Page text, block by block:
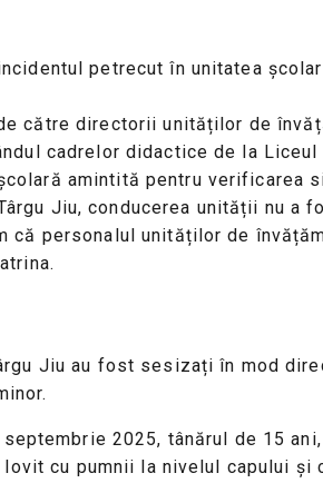
petrecut în unitatea
către directorii unităților de
cadrelor didactice de la Liceul
amintită pentru verificarea
Jiu, conducerea unității nu
personalul unităților de
Jiu au fost sesizați în mod
2025, tânărul de 15
cu pumnii la nivelul capului și